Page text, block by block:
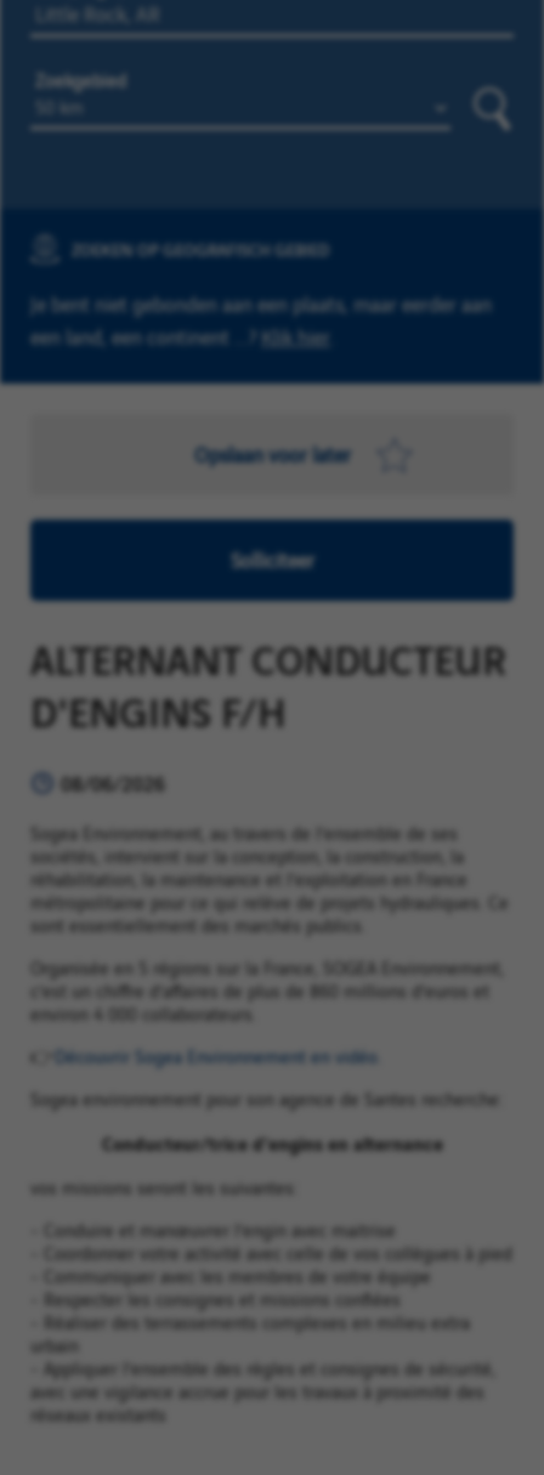
Zoekgebied
ZOEKEN OP GEOGRAFISCH GEBIED
Je bent niet gebonden aan een plaats, maar eerder aan
een land, een continent ...? Klik hier
Opslaan voor later
Solliciteer
ALTERNANT CONDUCTEUR
D'ENGINS F/H
08/06/2026
Sogea Environnement, au travers de l’ensemble de ses
sociétés, intervient sur la conception, la construction, la
réhabilitation, la maintenance et l’exploitation en France
métropolitaine pour ce qui relève de projets hydrauliques. Ce
sont essentiellement des marchés publics.
Organisée en 5 régions sur la France, SOGEA Environnement,
c’est un chiffre d’affaires de plus de 860 millions d’euros et
environ 4 000 collaborateurs.
Découvrir Sogea Environnement en vidéo.
Sogea environnement pour son agence de Santes recherche:
Conducteur/trice d'engins en alternance
vos missions seront les suivantes:
- Conduire et manœuvrer l’engin avec maitrise
- Coordonner votre activité avec celle de vos collègues à pied
- Communiquer avec les membres de votre équipe
- Respecter les consignes et missions confiées
- Réaliser des terrassements complexes en milieu extra
urbain
- Appliquer l’ensemble des règles et consignes de sécurité,
avec une vigilance accrue pour les travaux à proximité des
réseaux existants